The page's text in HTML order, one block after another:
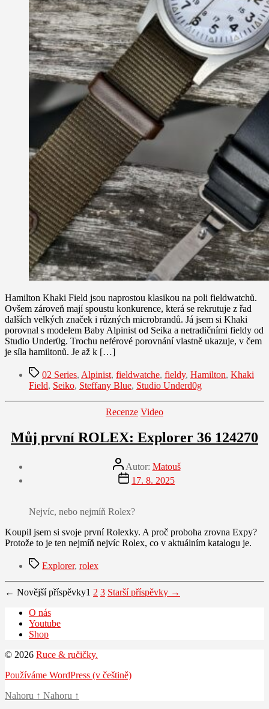
Hamilton Khaki Field jsou naprostou klasikou na poli fieldwatchů.
Ovšem zároveň mají spoustu konkurence, která se rekrutuje z řad
dalších velkých značek i různých microbrandů. Já jsem si Khaki
porovnal s modelem Baby Alpinist od Seika a netradičními fieldy od
Studio Under0g. Trochu neférové porovnání vlastně ukazuje, v čem
je síla hamiltonů. Je až k […]
Štítky02 Series, Alpinist, fieldwatche, fieldy, Hamilton, Khaki
Field, Seiko, Steffany Blue, Studio Underd0g
Rubriky
Recenze Video
Můj první ROLEX: Explorer 36 124270
Autor
příspěvku
Autor: Matouš
Datum
příspěvku
17. 8. 2025
Nejvíc, nebo nejmíň Rolex?
Koupil jsem si svoje první Rolexky. A proč proboha zrovna Expy?
Protože to je ten nejmíň nejvíc Rolex, co v aktuálním katalogu je.
ŠtítkyExplorer, rolex
Stránkování
příspěvků
← Novějšípříspěvky1 2 3 Staršípříspěvky →
O nás
Youtube
Shop
© 2026 Ruce & ručičky.
Používáme WordPress (v češtině)
Nahoru ↑ Nahoru ↑